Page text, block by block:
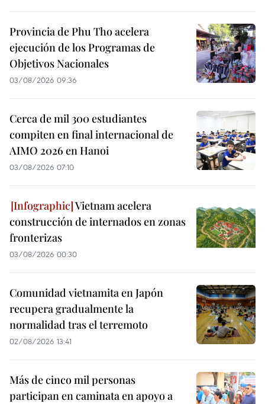
Provincia de Phu Tho acelera
ejecución de los Programas de
Objetivos Nacionales
03/08/2026 09:36
Cerca de mil 300 estudiantes
compiten en final internacional de
AIMO 2026 en Hanoi
03/08/2026 07:10
Vietnam acelera
construcción de internados en zonas
fronterizas
03/08/2026 00:30
Comunidad vietnamita en Japón
recupera gradualmente la
normalidad tras el terremoto
02/08/2026 13:41
Más de cinco mil personas
participan en caminata en apoyo a